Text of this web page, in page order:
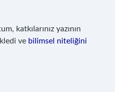
katkılarınız yazının
ve bilimsel niteliğini